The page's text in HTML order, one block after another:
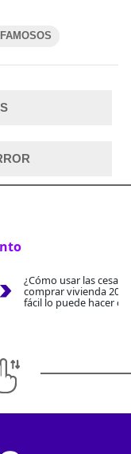
¿Cómo usar las
comprar vivienda
fácil lo puede hacer